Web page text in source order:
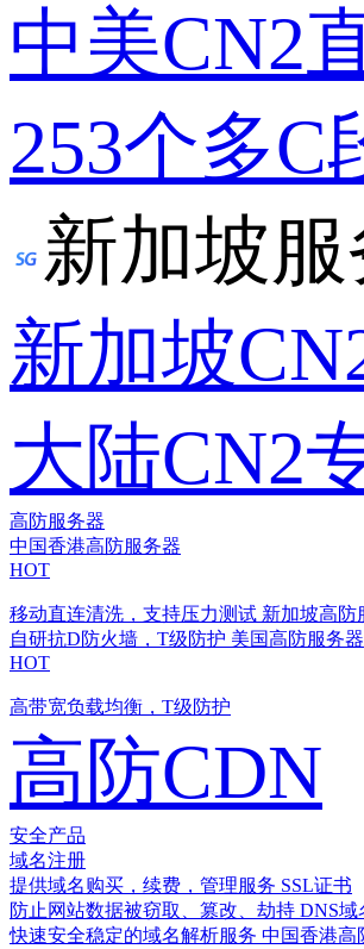
中美CN2
253个多C
新加坡
新加坡
大陆CN2
高防服务器
中国香港高防服务器
HOT
移动直连清洗，支持压力测试 新加坡高防
自研抗D防火墙，T级防护 美国高防服务器
HOT
高带宽负载均衡，T级防护
高防CDN
安全产品
域名注册
提供域名购买，续费，管理服务 SSL证书
防止网站数据被窃取、篡改、劫持 DNS域
快速安全稳定的域名解析服务 中国香港高